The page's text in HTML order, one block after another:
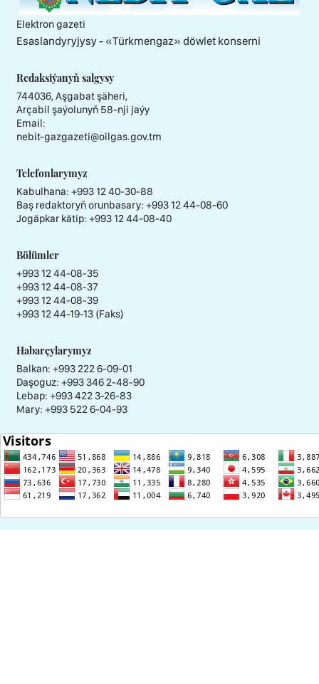
Elektron gazeti
Esaslandyryjysy - «Тürkmengaz» döwlet konserni
Redaksiýanyň salgysy
744036, Aşgabat şäheri,
Arçabil şaýolunyň 58-nji jaýy
Email:
nebit-gazgazeti@oilgas.gov.tm
Telefonlarymyz
Kabulhana: +993 12 40-30-88
Baş redaktoryň orunbasary: +993 12 44-08-60
Jogäpkar kätip: +993 12 44-08-40
Bölümler
+993 12 44-08-35
+993 12 44-08-37
+993 12 44-08-39
+993 12 44-19-13 (Faks)
Habarçylarymyz
Balkan: +993 222 6-09-01
Daşoguz: +993 346 2-48-90
Lebap: +993 422 3-26-83
Mary: +993 522 6-04-93